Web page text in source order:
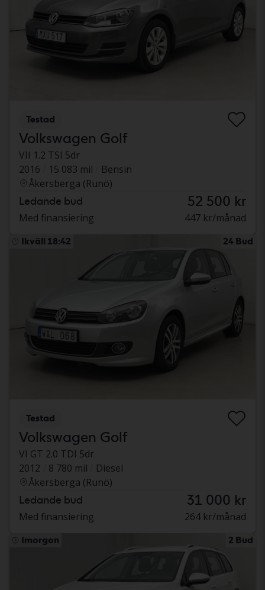
Testad
Volkswagen Golf
VII 1.2 TSI 5dr
2016
15 083 mil
Bensin
Åkersberga (Runö)
Ledande bud 52 500 kr
Med finansiering 447 kr/månad
Ikväll 18:42 24 Bud
Testad
Volkswagen Golf
VI GT 2.0 TDI 5dr
2012
8 780 mil
Diesel
Åkersberga (Runö)
Ledande bud 31 000 kr
Med finansiering 264 kr/månad
Imorgon 2 Bud